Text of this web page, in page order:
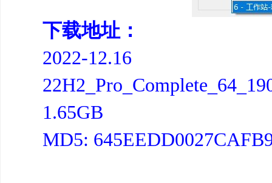
下载地址：
2022-12.16
1.65GB
MD5: